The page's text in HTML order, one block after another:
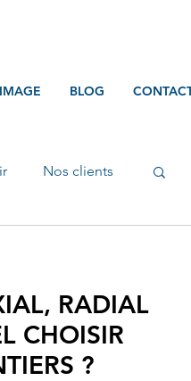
BLOG
Nos clients
RADIAL
CHOISIR
?